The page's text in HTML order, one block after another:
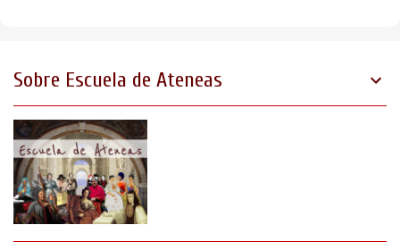
u
c
o
m
e
n
t
a
r
i
Sobre Escuela de Ateneas